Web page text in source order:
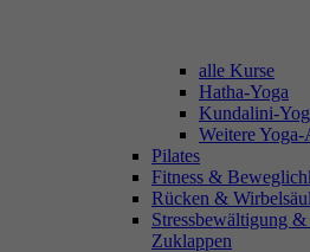
alle Kurse
Hatha-Yoga
Kundalini-
Weitere
Pilates
Fitness &
Rücken &
Stressbewältigung
Zuklappen